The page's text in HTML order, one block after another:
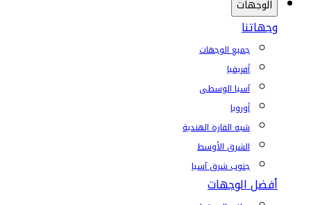
الوجهات
وجهاتنا
جميع الوجهات
أفريقيا
آسيا الوسطى
أوروبا
شبه القارة الهندية
الشرق الأوسط
جنوب شرق آسيا
أفضل الوجهات